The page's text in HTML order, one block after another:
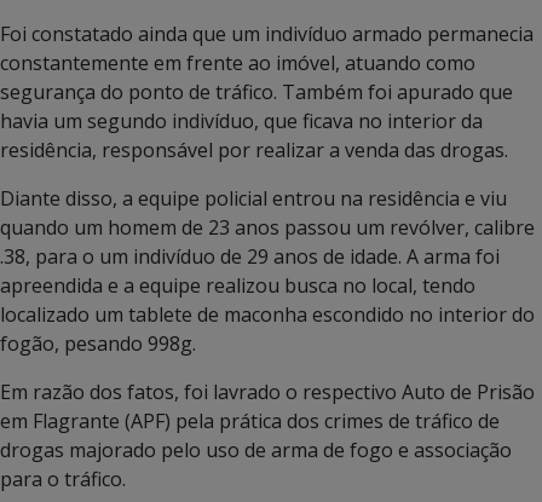
Foi constatado ainda que um indivíduo armado permanecia
constantemente em frente ao imóvel, atuando como
segurança do ponto de tráfico. Também foi apurado que
havia um segundo indivíduo, que ficava no interior da
residência, responsável por realizar a venda das drogas.
Diante disso, a equipe policial entrou na residência e viu
quando um homem de 23 anos passou um revólver, calibre
.38, para o um indivíduo de 29 anos de idade. A arma foi
apreendida e a equipe realizou busca no local, tendo
localizado um tablete de maconha escondido no interior do
fogão, pesando 998g.
Em razão dos fatos, foi lavrado o respectivo Auto de Prisão
em Flagrante (APF) pela prática dos crimes de tráfico de
drogas majorado pelo uso de arma de fogo e associação
para o tráfico.